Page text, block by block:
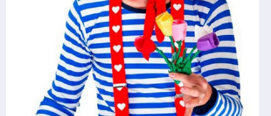
Контакты:
Главная
Каталог
Для детей
Для взрослых
Артисты
Аренда
МЫ В INSTAGRAM:
Элитные детские праздники
Артисты и Аниматоры
Аренда костюмов